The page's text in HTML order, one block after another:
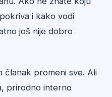
i kako vodi
još nije dobro
članak promeni sve. Ali
prirodno interno